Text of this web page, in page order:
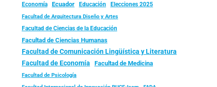
Economía Ecuador Educación Elecciones 2025
Facultad de Arquitectura Diseño y Artes
Facultad de Ciencias de la Educación
Facultad de Ciencias Humanas
Facultad de Comunicación Lingüística y Literatura
Facultad de Economía Facultad de Medicina
Facultad de Psicología